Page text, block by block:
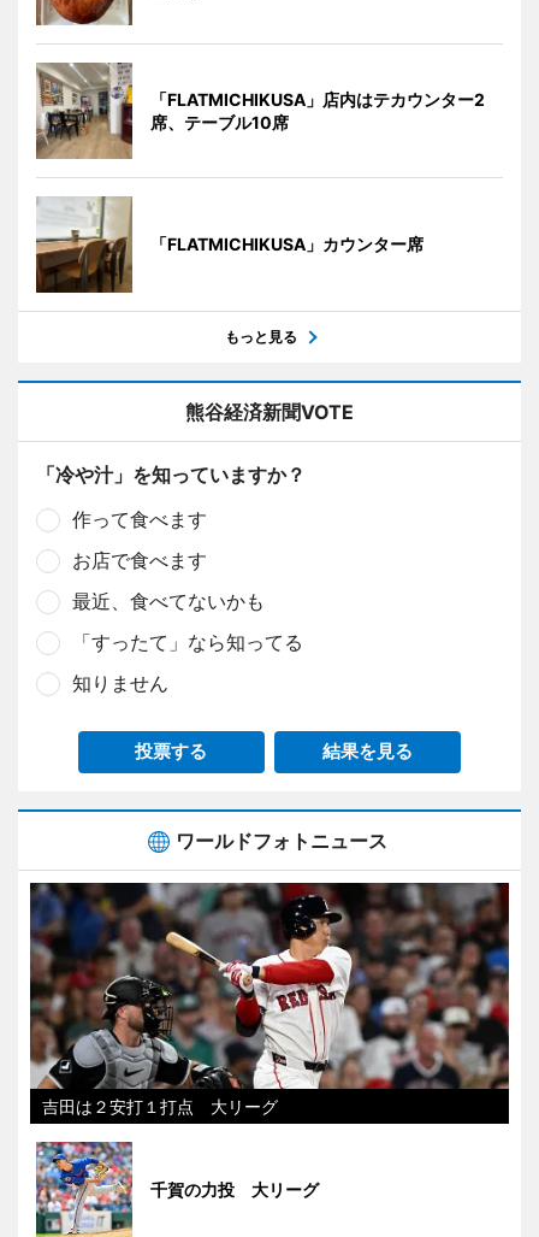
「FLATMICHIKUSA」店内はテカウンター2
席、テーブル10席
「FLATMICHIKUSA」カウンター席
もっと見る
熊谷経済新聞VOTE
「冷や汁」を知っていますか？
作って食べます
お店で食べます
最近、食べてないかも
「すったて」なら知ってる
知りません
投票する 結果を見る
ワールドフォトニュース
吉田は２安打１打点 大リーグ
千賀の力投 大リーグ